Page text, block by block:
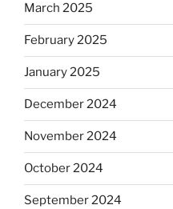
March 2025
February 2025
January 2025
December 2024
November 2024
October 2024
September 2024